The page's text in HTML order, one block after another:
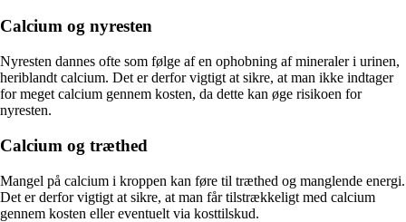
Calcium og nyresten
Nyresten dannes ofte som følge af en ophobning af mineraler i urinen,
heriblandt calcium. Det er derfor vigtigt at sikre, at man ikke indtager
for meget calcium gennem kosten, da dette kan øge risikoen for
nyresten.
Calcium og træthed
Mangel på calcium i kroppen kan føre til træthed og manglende energi.
Det er derfor vigtigt at sikre, at man får tilstrækkeligt med calcium
gennem kosten eller eventuelt via kosttilskud.